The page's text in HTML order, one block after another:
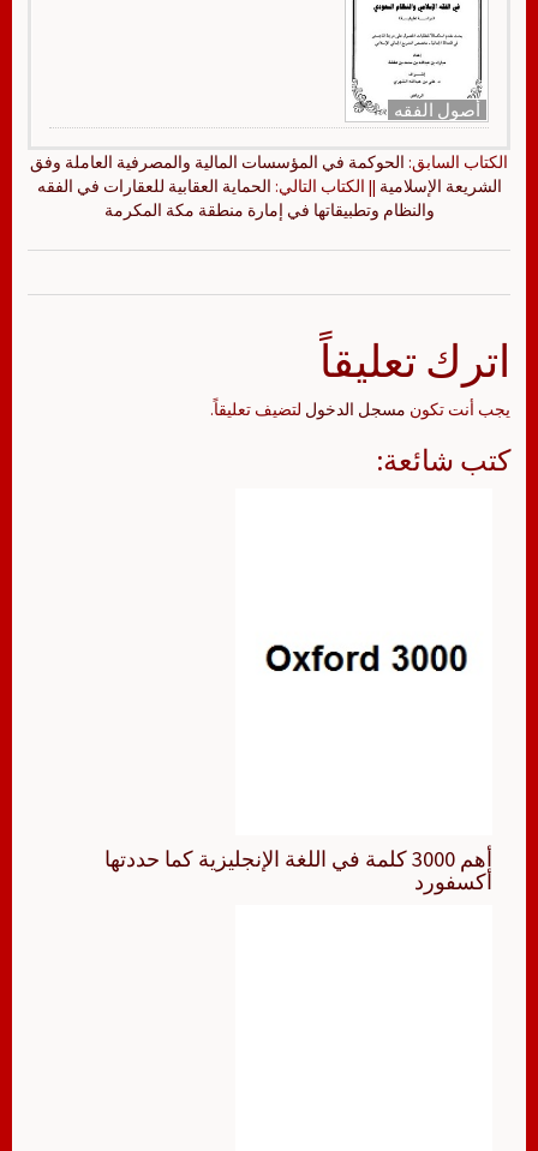
أصول الفقه
الكتاب السابق: الحوكمة في المؤسسات المالية والمصرفية العاملة وفق
الشريعة الإسلامية || الكتاب التالي: الحماية العقابية للعقارات في الفقه
والنظام وتطبيقاتها في إمارة منطقة مكة المكرمة
اترك تعليقاً
يجب أنت تكون مسجل الدخول لتضيف تعليقاً.
كتب شائعة:
أهم 3000 كلمة في اللغة الإنجليزية كما حددتها
أكسفورد